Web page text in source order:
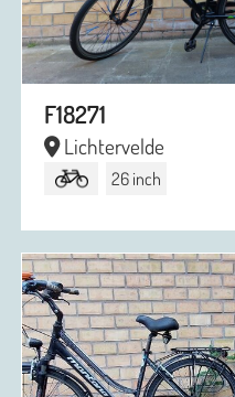
F18271
Lichtervelde
26 inch